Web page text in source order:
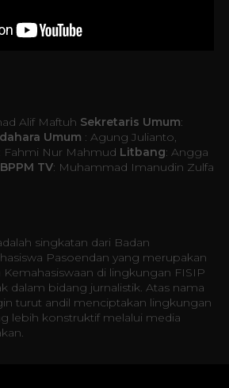
Alif Maftuh Sekretaris Umum:
Umum : Agung Julianto,
: Fahmi Nur Mahmud Litbang: Angga
BPPM TV: Muhammad Imanudin Zulfa
singkatan dari Badan
Pasoendan yang merupakan
di lingkungan FISIP
dalam bidang jurnalistik. Atas nama
turut andil menciptakan lingkungan
lebih konstruktif melalui media